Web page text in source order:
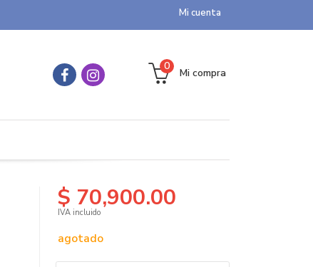
Mi cuenta
Mi compra
0
$ 70,900.00
IVA incluido
agotado